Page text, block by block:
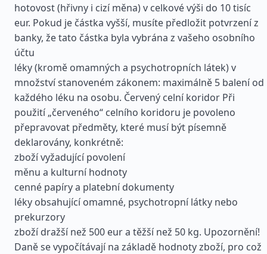
hotovost (hřivny i cizí měna) v celkové výši do 10 tisíc
eur. Pokud je částka vyšší, musíte předložit potvrzení z
banky, že tato částka byla vybrána z vašeho osobního
účtu
léky (kromě omamných a psychotropních látek) v
množství stanoveném zákonem: maximálně 5 balení od
každého léku na osobu. Červený celní koridor Při
použití „červeného“ celního koridoru je povoleno
přepravovat předměty, které musí být písemně
deklarovány, konkrétně:
zboží vyžadující povolení
měnu a kulturní hodnoty
cenné papíry a platební dokumenty
léky obsahující omamné, psychotropní látky nebo
prekurzory
zboží dražší než 500 eur a těžší než 50 kg. Upozornění!
Daně se vypočítávají na základě hodnoty zboží, pro což